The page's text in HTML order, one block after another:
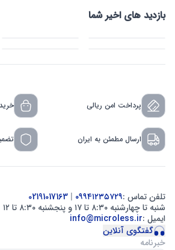
بازدید های اخیر شما
پرداخت امن ریالی
ارسال مطمئن به ایران
تلفن تماس :۰۹۹۴۱۲۳۵۷۲۹ |
شنبه تا چهارشنبه ۸:۳۰ تا ۱۷ و پنجشنبه ۸:۳۰ تا ۱۲
ایمیل :info@microless.ir
گفتگوی آنلاین
خبرنامه